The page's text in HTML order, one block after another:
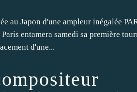
au Japon d'une ampleur inégalée
entamera samedi sa première
d'une...